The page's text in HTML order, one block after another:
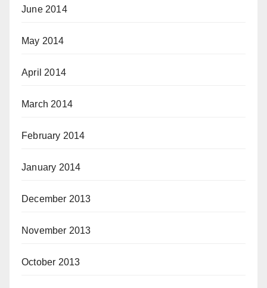
June 2014
May 2014
April 2014
March 2014
February 2014
January 2014
December 2013
November 2013
October 2013